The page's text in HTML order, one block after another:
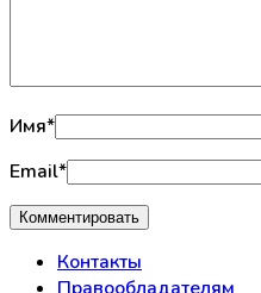
Имя*
Email*
Контакты
Правообладателям